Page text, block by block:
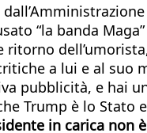
“la banda
a lui e al
pubblicità, e hai
Trump è lo
in carica